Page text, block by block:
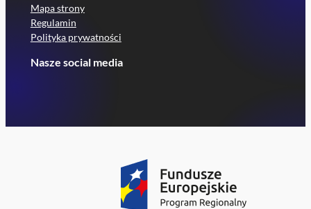
Mapa strony
Regulamin
Polityka prywatności
Nasze social media